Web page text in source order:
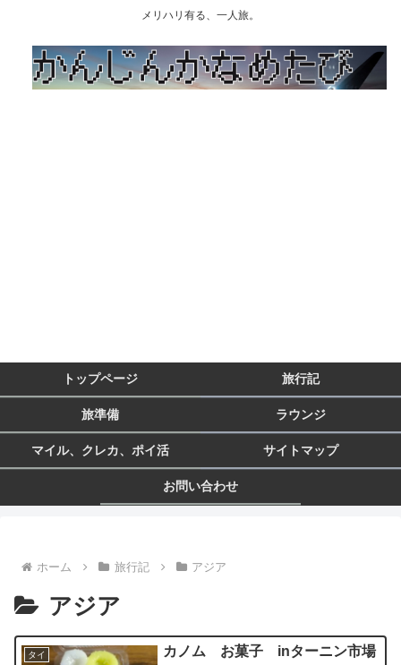
メリハリ有る、一人旅。
トップページ 旅行記
旅準備 ラウンジ
マイル、クレカ、ポイ活 サイトマップ
お問い合わせ
ホーム 旅行記 アジア
アジア
タイ カノム お菓子 inターニン市場